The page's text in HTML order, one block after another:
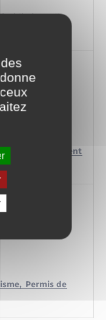
juridictionnelle,
Regroupement
Permis de